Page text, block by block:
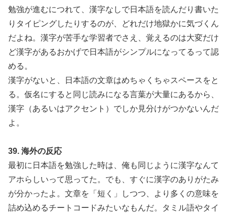
勉強が進むにつれて、漢字なしで日本語を読んだり書いた
りタイピングしたりするのが、どれだけ地獄かに気づくん
だよね。漢字が苦手な学習者でさえ、覚えるのは大変だけ
ど漢字があるおかげで日本語がシンプルになってるって認
める。
漢字がないと、日本語の文章はめちゃくちゃスペースをと
る。仮名にすると同じ読みになる言葉が大量にあるから、
漢字（あるいはアクセント）でしか見分けがつかないんだ
よ。
39. 海外の反応
最初に日本語を勉強した時は、俺も同じように漢字なんて
アホらしいって思ってた。でも、すぐに漢字のありがたみ
が分かったよ。文章を「短く」しつつ、より多くの意味を
詰め込めるチートコードみたいなもんだ。タミル語やタイ